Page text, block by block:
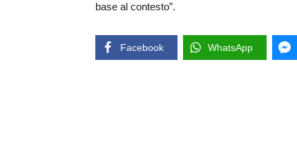
base al contesto”.
Facebook WhatsApp